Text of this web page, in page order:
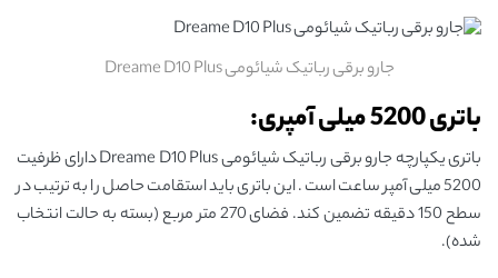
جارو برقی رباتیک شیائومی Dreame D10 Plus
باتری 5200 میلی آمپری:
باتری یکپارچه جارو برقی رباتیک شیائومی Dreame D10 Plus دارای ظرفیت
5200 میلی آمپر ساعت است. این باتری باید استقامت حاصل را به ترتیب در
سطح 150 دقیقه تضمین کند. فضای 270 متر مربع (بسته به حالت انتخاب
شده).